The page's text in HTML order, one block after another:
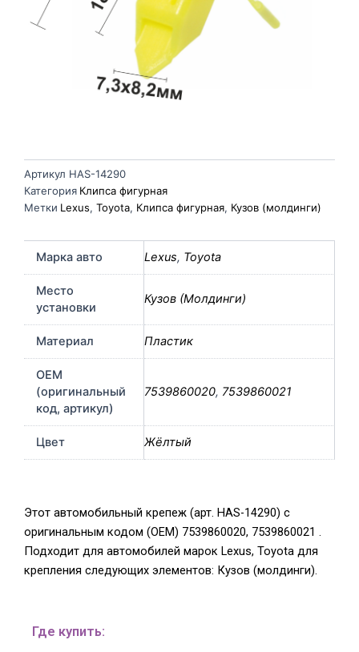
Артикул HAS-14290
Категория Клипса фигурная
Метки Lexus, Toyota, Клипса фигурная, Кузов (молдинги)
Марка авто Lexus, Toyota
Место
установки
Кузов (Молдинги)
Материал Пластик
OEM
(оригинальный
код, артикул)
7539860020, 7539860021
Цвет Жёлтый
Этот автомобильный крепеж (арт. HAS-14290) с
оригинальным кодом (OEM) 7539860020, 7539860021 .
Подходит для автомобилей марок Lexus, Toyota для
крепления следующих элементов: Кузов (молдинги).
Где купить: